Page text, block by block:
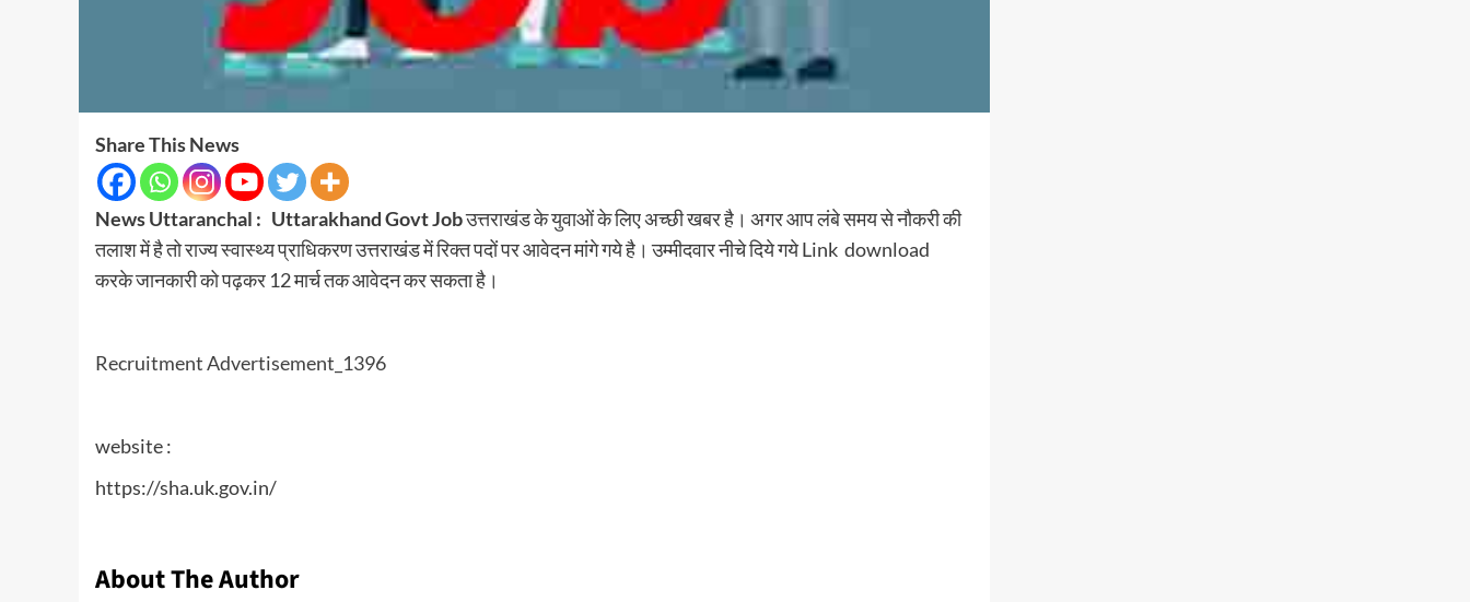
Share This News
News Uttaranchal : Uttarakhand Govt Jobउत्तराखंड के युवाओं के लिए अच्छी खबर है। अगर आप लंबे समय से नौकरी की
तलाश में है तो राज्य स्वास्थ्य प्राधिकरण उत्तराखंड में रिक्त पदों पर आवेदन मांगे गये है। उम्मीदवार नीचे दिये गये Link download
करके जानकारी को पढ़कर 12 मार्च तक आवेदन कर सकता है।
Recruitment Advertisement_1396
website :
https://sha.uk.gov.in/
About The Author